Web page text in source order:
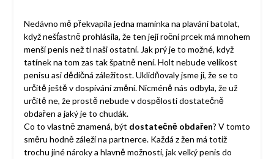
Nedávno mě překvapila jedna maminka na plavání batolat,
když nešťastně prohlásila, že ten její roční prcek má mnohem
menší penis než ti naši ostatní. Jak prý je to možné, když
tatínek na tom zas tak špatně není. Holt nebude velikost
penisu asi dědičná záležitost. Uklidňovaly jsme ji, že se to
určitě ještě v dospívání změní. Nicméně nás odbyla, že už
určitě ne, že prostě nebude v dospělosti dostatečně
obdařen a jaký je to chudák.
Co to vlastně znamená, být dostatečně obdařen? V tomto
směru hodně záleží na partnerce. Každá z žen má totiž
trochu jiné nároky a hlavně možnosti, jak velký penis do